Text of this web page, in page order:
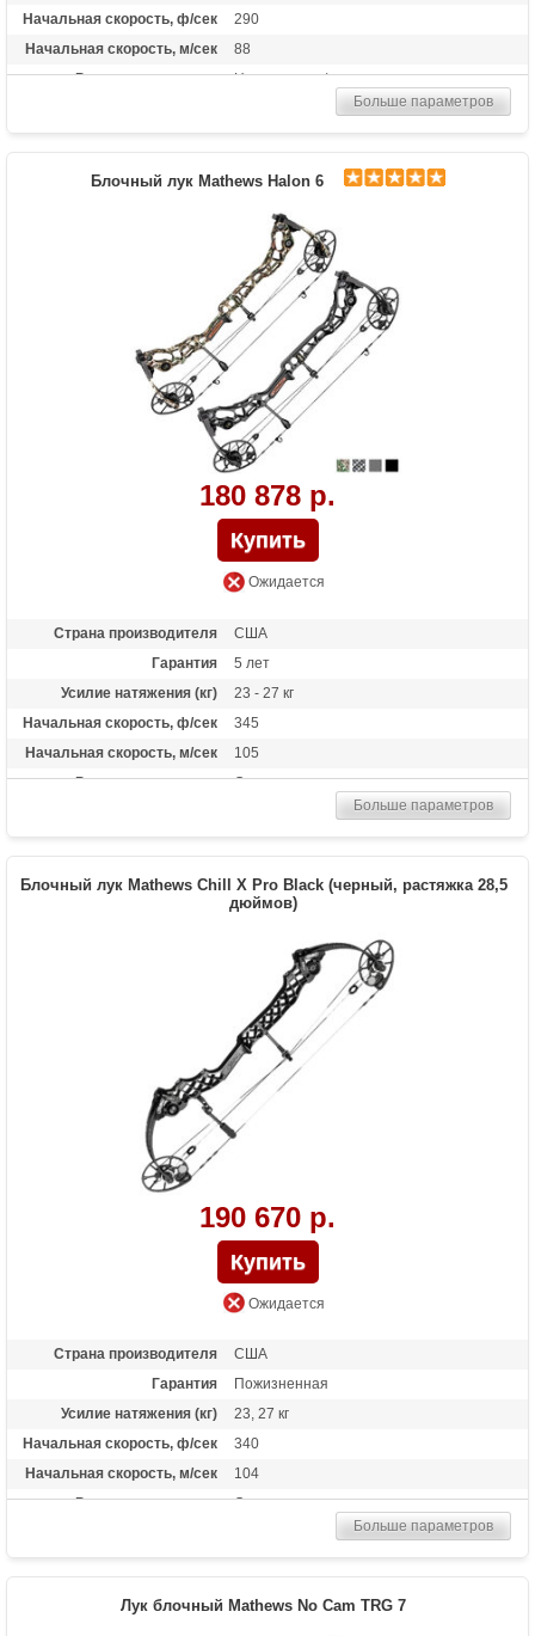
Начальная скорость, ф/сек
290
Начальная скорость, м/сек
88
Рекомендуется для
Начинающих/опытных
Длина растяжки
19 - 30
Развлечение, охота
Больше параметров
Блочный лук Mathews Halon 6
180 878 р.
Ожидается
Страна производителя
США
Гарантия
5 лет
Усилие натяжения (кг)
23 - 27 кг
Начальная скорость, ф/сек
345
Начальная скорость, м/сек
105
Рекомендуется для
Опытных
Длина растяжки
25 - 31
76.2
Развлечение, охота
Больше параметров
Блочный лук Mathews Chill X Pro Black (черный, растяжка 28,5
дюймов)
190 670 р.
Ожидается
Страна производителя
США
Гарантия
Пожизненная
Усилие натяжения (кг)
23, 27 кг
Начальная скорость, ф/сек
340
Начальная скорость, м/сек
104
Рекомендуется для
Опытных
Длина растяжки
25 - 31
Больше параметров
Лук блочный Mathews No Cam TRG 7